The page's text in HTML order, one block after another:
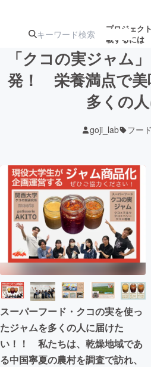
プロジェク
載するには
注目の新着プロ
ジェクト
テクノロジー・ガジェッ
映像・映画
ビジネス・起業
まちづくり・地域活性化
CAMPFIRE for Social Good
CAMPFIREふるさと納税
「クコの実ジャム
発！ 栄養満点で美
多くの人
goji_lab フー
スーパーフード・クコの実を使っ
たジャムを多くの人に届けた
い！！ 私たちは、乾燥地域であ
る中国寧夏の農村を調査で訪れ、